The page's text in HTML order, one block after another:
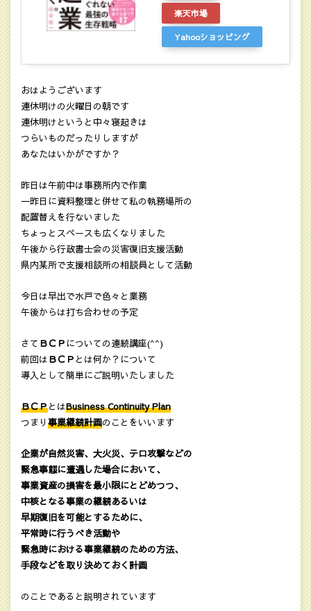
楽天市場
Yahooショッピング
おはようございます
連休明けの火曜日の朝です
連休明けというと中々寝起きは
つらいものだったりしますが
あなたはいかがですか？
昨日は午前中は事務所内で作業
一昨日に資料整理と併せて私の執務場所の
配置替えを行ないました
ちょっとスペースも広くなりました
午後から行政書士会の災害復旧支援活動
県内某所で支援相談所の相談員として活動
今日は早出で水戸で色々と業務
午後からは打ち合わせの予定
さて ＢＣＰ についての連続講座(^^)
前回はＢＣＰ とは何か？について
導入として簡単にご説明いたしました
ＢＣＰとはBusiness Continuity Plan
つまり 事業継続計画のことをいいます
企業が自然災害、大火災、テロ攻撃などの
緊急事態に遭遇した場合において、
事業資産の損害を最小限にとどめつつ、
中核となる事業の継続あるいは
早期復旧を可能とするために、
平常時に行うべき活動や
緊急時における事業継続のための方法、
手段などを取り決めておく計画
のことであると説明されています